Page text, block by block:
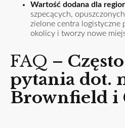
Wartość dodana dla
szpecących,
zielone centra logistyczne
okolicy i tworzy nowe
FAQ –
pytania dot.
Brownfield i